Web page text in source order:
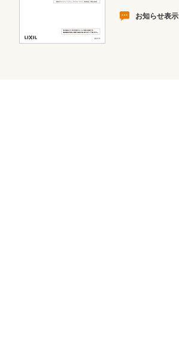
お知らせ表示